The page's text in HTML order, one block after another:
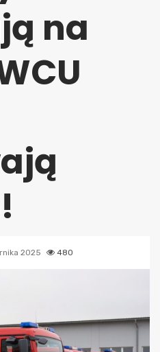
na
2025 480